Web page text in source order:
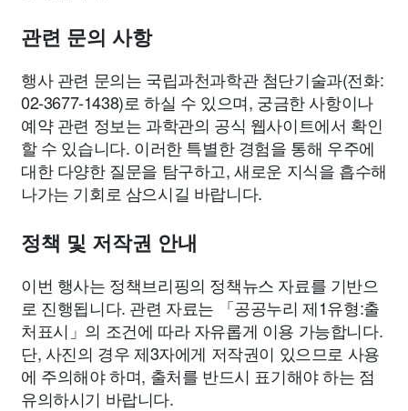
관련 문의 사항
행사 관련 문의는 국립과천과학관 첨단기술과(전화:
02-3677-1438)로 하실 수 있으며, 궁금한 사항이나
예약 관련 정보는 과학관의 공식 웹사이트에서 확인
할 수 있습니다. 이러한 특별한 경험을 통해 우주에
대한 다양한 질문을 탐구하고, 새로운 지식을 흡수해
나가는 기회로 삼으시길 바랍니다.
정책 및 저작권 안내
이번 행사는 정책브리핑의 정책뉴스 자료를 기반으
로 진행됩니다. 관련 자료는 「공공누리 제1유형:출
처표시」의 조건에 따라 자유롭게 이용 가능합니다.
단, 사진의 경우 제3자에게 저작권이 있으므로 사용
에 주의해야 하며, 출처를 반드시 표기해야 하는 점
유의하시기 바랍니다.